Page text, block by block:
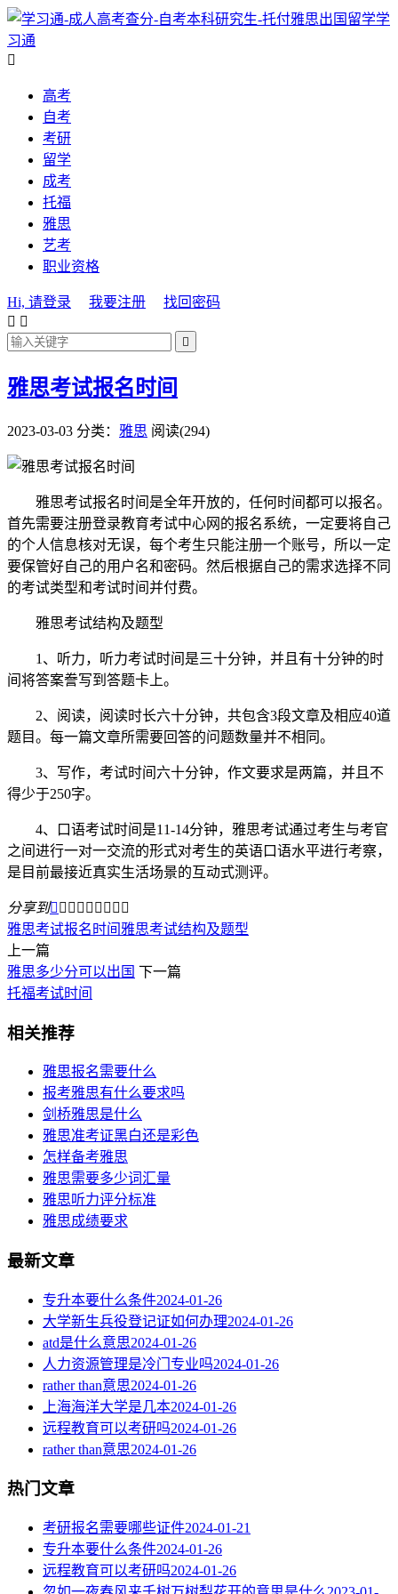
学
习通

高考
自考
考研
留学
成考
托福
雅思
艺考
职业资格
Hi, 请登录 我要注册
找回密码
 

雅思考试报名时间
2023-03-03 分类： 雅思 阅读(294)
雅思考试报名时间是全年开放的，任何时间都可以报名。
首先需要注册登录教育考试中心网的报名系统，一定要将自己
的个人信息核对无误，每个考生只能注册一个账号，所以一定
要保管好自己的用户名和密码。然后根据自己的需求选择不同
的考试类型和考试时间并付费。
雅思考试结构及题型
1、听力，听力考试时间是三十分钟，并且有十分钟的时
间将答案誊写到答题卡上。
2、阅读，阅读时长六十分钟，共包含3段文章及相应40道
题目。每一篇文章所需要回答的问题数量并不相同。
3、写作，考试时间六十分钟，作文要求是两篇，并且不
得少于250字。
4、口语考试时间是11-14分钟，雅思考试通过考生与考官
之间进行一对一交流的形式对考生的英语口语水平进行考察，
是目前最接近真实生活场景的互动式测评。
分享到        
雅思考试报名时间 雅思考试结构及题型
上一篇
雅思多少分可以出国 下一篇
托福考试时间
相关推荐
雅思报名需要什么
报考雅思有什么要求吗
剑桥雅思是什么
雅思准考证黑白还是彩色
怎样备考雅思
雅思需要多少词汇量
雅思听力评分标准
雅思成绩要求
最新文章
专升本要什么条件2024-01-26
大学新生兵役登记证如何办理2024-01-26
atd是什么意思2024-01-26
人力资源管理是冷门专业吗2024-01-26
rather than意思2024-01-26
上海海洋大学是几本2024-01-26
远程教育可以考研吗2024-01-26
rather than意思2024-01-26
热门文章
考研报名需要哪些证件2024-01-21
专升本要什么条件2024-01-26
远程教育可以考研吗2024-01-26